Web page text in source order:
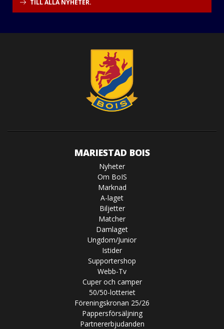
TILL ALLA NYHETER.
MARIESTAD BOIS
Nyheter
Om BoIS
Marknad
A-laget
Biljetter
Matcher
Damlaget
Ungdom/Junior
Istider
Supportershop
Webb-Tv
Cuper och camper
50/50-lotteriet
Föreningskronan 25/26
Pappersförsäljning
Partnererbjudanden